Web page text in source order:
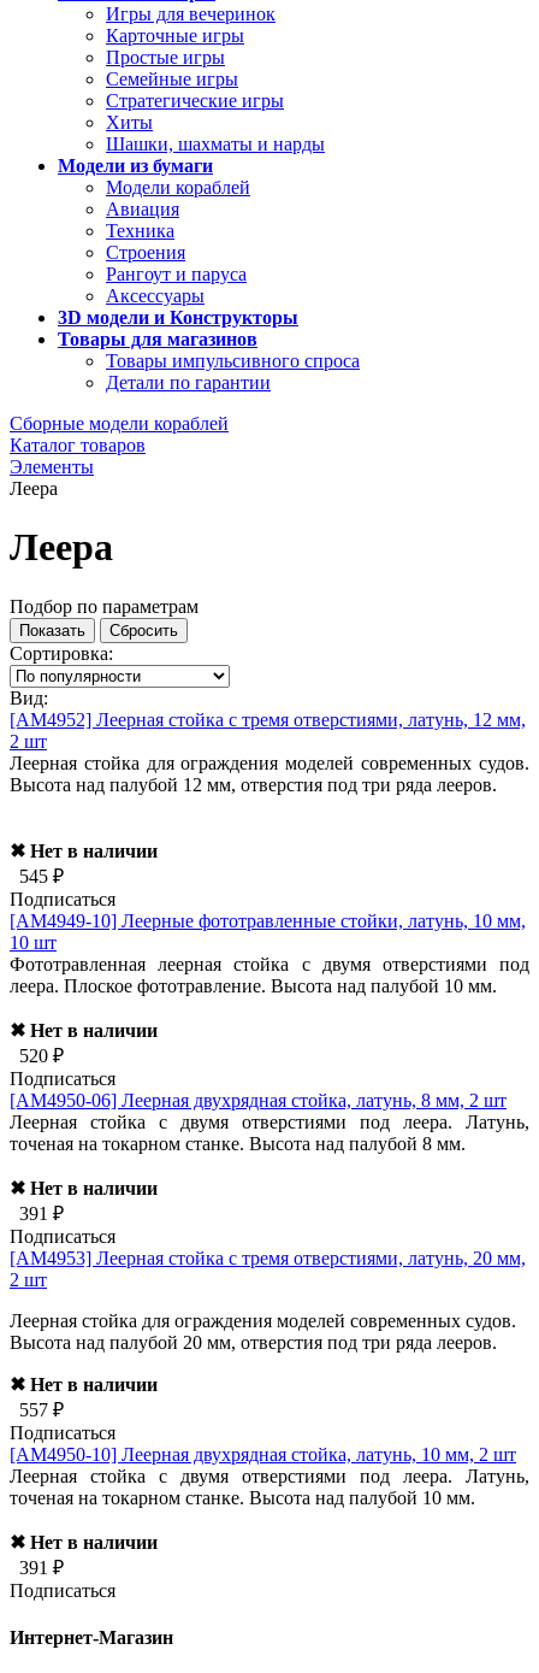
Игры для вечеринок
Карточные игры
Простые игры
Семейные игры
Стратегические игры
Хиты
Шашки, шахматы и нарды
Модели из бумаги
Модели кораблей
Авиация
Техника
Строения
Рангоут и паруса
Аксессуары
3D модели и Конструкторы
Товары для магазинов
Товары импульсивного спроса
Детали по гарантии
Сборные модели кораблей
Каталог товаров
Элементы
Леера
Леера
Подбор по параметрам
Сортировка:
Вид:
[AM4952] Леерная стойка с тремя отверстиями, латунь, 12 мм,
2 шт
Леерная стойка для ограждения моделей современных судов.
Высота над палубой 12 мм, отверстия под три ряда лееров.
✖ Нет в наличии
545 ₽
Подписаться
[AM4949-10] Леерные фототравленные стойки, латунь, 10 мм,
10 шт
Фототравленная леерная стойка с двумя отверстиями под
леера. Плоское фототравление. Высота над палубой 10 мм.
✖ Нет в наличии
520 ₽
Подписаться
[AM4950-06] Леерная двухрядная стойка, латунь, 8 мм, 2 шт
Леерная стойка с двумя отверстиями под леера. Латунь,
точеная на токарном станке. Высота над палубой 8 мм.
✖ Нет в наличии
391 ₽
Подписаться
[AM4953] Леерная стойка с тремя отверстиями, латунь, 20 мм,
2 шт
Леерная стойка для ограждения моделей современных судов.
Высота над палубой 20 мм, отверстия под три ряда лееров.
✖ Нет в наличии
557 ₽
Подписаться
[AM4950-10] Леерная двухрядная стойка, латунь, 10 мм, 2 шт
Леерная стойка с двумя отверстиями под леера. Латунь,
точеная на токарном станке. Высота над палубой 10 мм.
✖ Нет в наличии
391 ₽
Подписаться
Интернет-Магазин